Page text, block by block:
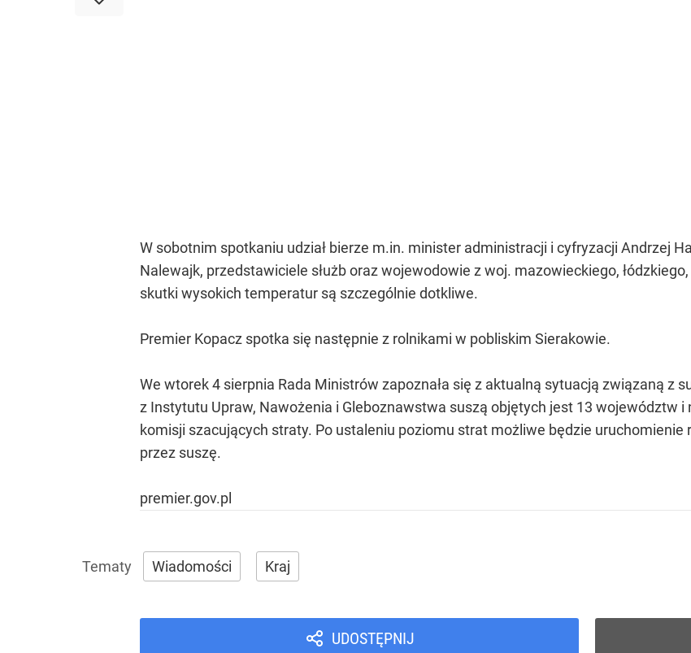
W sobotnim spotkaniu udział bierze m.in. minister administracji i cyfryzacji Andrzej
Nalewajk, przedstawiciele służb oraz wojewodowie z woj. mazowieckiego,
skutki wysokich temperatur są szczególnie dotkliwe.
Premier Kopacz spotka się następnie z rolnikami w pobliskim Sierakowie.
We wtorek 4 sierpnia Rada Ministrów zapoznała się z aktualną sytuacją związaną z
z Instytutu Upraw, Nawożenia i Gleboznawstwa suszą objętych jest 13 województw
komisji szacujących straty. Po ustaleniu poziomu strat możliwe będzie
przez suszę.
premier.gov.pl
Wiadomości Kraj
UDOSTĘPNIJ